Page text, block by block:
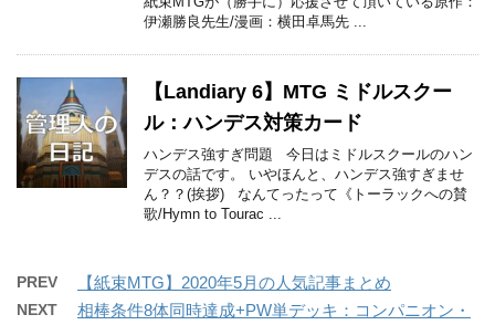
伊瀬勝良先生/漫画：横田卓馬先 ...
【Landiary 6】MTG ミドルスクー
ル：ハンデス対策カード
ハンデス強すぎ問題 今日はミドルスクールのハン
デスの話です。 いやほんと、ハンデス強すぎませ
ん？？(挨拶) なんてったって《トーラックへの賛
歌/Hymn to Tourac ...
PREV 【紙束MTG】2020年5月の人気記事まとめ
NEXT
相棒条件8体同時達成+PW単デッキ：コンパニオン・